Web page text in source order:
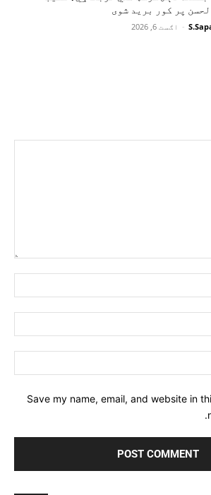
پر کور برید شوی
- اګست 6, 2026
Save my name, email, and website in